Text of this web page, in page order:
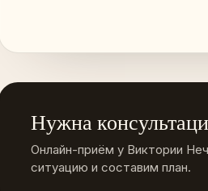
Нужна
Онлайн-приём у Виктории
ситуацию и составим план.